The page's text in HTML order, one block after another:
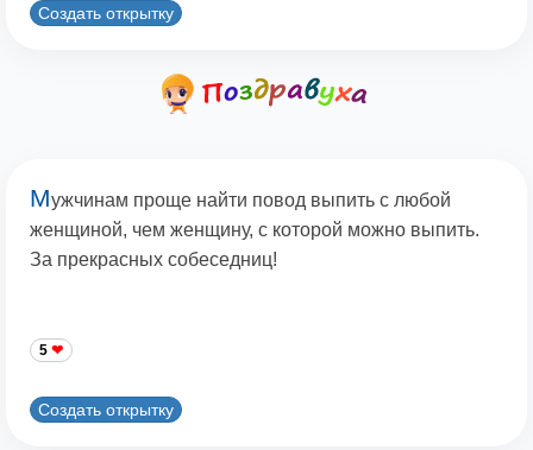
Создать открытку
Мужчинам проще найти повод выпить с любой
женщиной, чем женщину, с которой можно выпить.
За прекрасных собеседниц!
5
Создать открытку